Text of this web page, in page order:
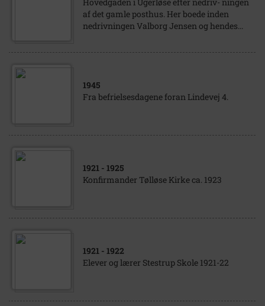
af det gamle posthus. Her boede inden
nedrivningen Valborg Jensen og hendes...
1945
Fra befrielsesdagene foran Lindevej 4.
1921 - 1925
Konfirmander Tølløse Kirke ca. 1923
1921 - 1922
Elever og lærer Stestrup Skole 1921-22